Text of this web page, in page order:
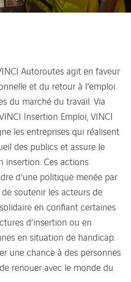
Autoroutes agit en faveur
et du retour à l’emploi
du marché du travail. Via
Insertion Emploi, VINCI
les entreprises qui réalisent
des publics et assure le
insertion. Ces actions
d’une politique menée par
soutenir les acteurs de
en confiant certaines
d’insertion ou en
en situation de handicap.
une chance à des personnes
renouer avec le monde du